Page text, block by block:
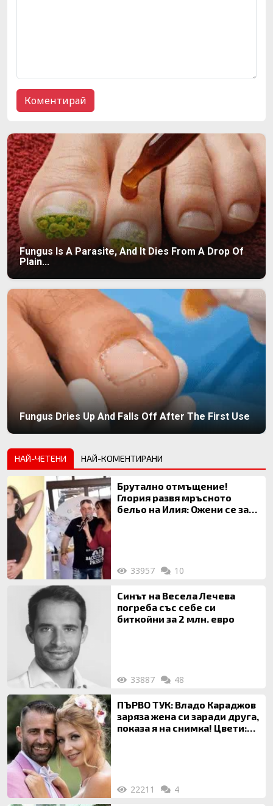
Fungus Is A Parasite, And It Dies From A Drop Of
Plain...
Fungus Dries Up And Falls Off After The First Use
НАЙ-ЧЕТЕНИ НАЙ-КОМЕНТИРАНИ
Брутално отмъщение!
Глория развя мръсното
бельо на Илия: Ожени се за
33957 10
Синът на Весела Лечева
погреба със себе си
биткойни за 2 млн. евро
33887 48
ПЪРВО ТУК: Владо Караджов
заряза жена си заради друга,
показа я на снимка! Цвети:
22211 4